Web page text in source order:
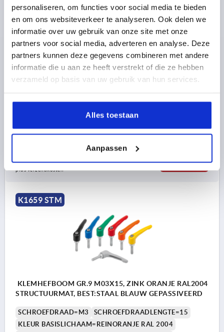
personaliseren, om functies voor social media te bieden
en om ons websiteverkeer te analyseren. Ook delen we
informatie over uw gebruik van onze site met onze
partners voor social media, adverteren en analyse. Deze
partners kunnen deze gegevens combineren met andere
informatie die u aan ze heeft verstrekt of die ze hebben
verzameld op basis van uw gebruik van hun services.
Alles toestaan
Aanpassen
KLEMHEFBOOM GR.9 M03X10, ZINK ORANJE RAL2004
STRUCTUURMAT, BEST:STAAL BLAUW GEPASSIVEERD
SCHROEFDRAAD=M3
SCHROEFDRAADLENGTE=10
KLEUR BASISLICHAAM=REINORANJE RAL 2004
OPPERVLAK BASISLICHAAM=STRUCTUURMAT
H2=11,9
GREEPHOOGTE=24 H4=27
GREEPLENGTE=22
B=6,4 AANTAL TANDEN =12
Bestelnummer:K1659.903182X10
excl. BTW
plus verzendkosten
DETAILS
K1659 STM
KLEMHEFBOOM GR.9 M03X15, ZINK ORANJE RAL2004
STRUCTUURMAT, BEST:STAAL BLAUW GEPASSIVEERD
SCHROEFDRAAD=M3
SCHROEFDRAADLENGTE=15
KLEUR BASISLICHAAM=REINORANJE RAL 2004